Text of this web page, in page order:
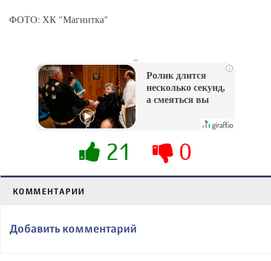
ФОТО: ХК "Магнитка"
i
Ролик длится
несколько секунд,
а смеяться вы
21 0
КОММЕНТАРИИ
Добавить комментарий